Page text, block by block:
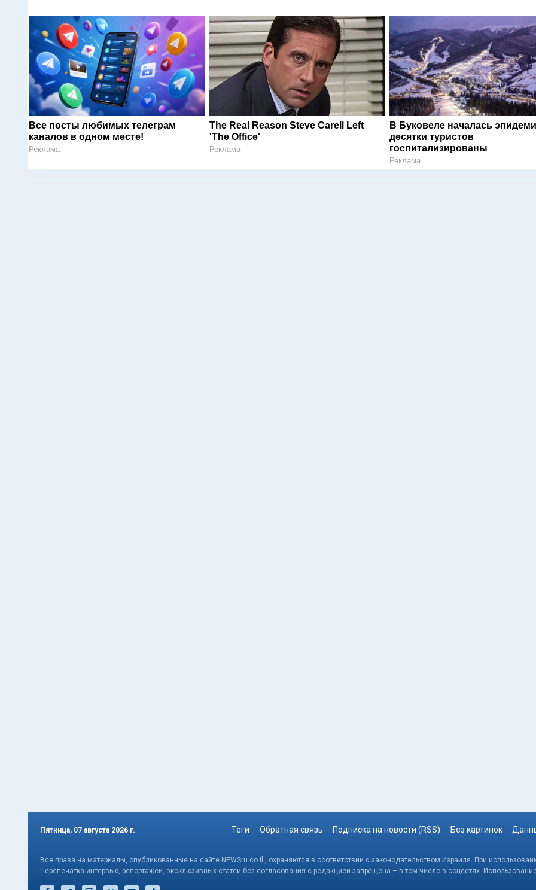
Все посты любимых телеграм
каналов в одном месте!
Реклама
The Real Reason Steve Carell Left
'The Office'
Реклама
В Буковеле началась
десятки туристов
госпитализированы
Реклама
Пятница, 07 августа 2026 г. Теги Обратная связь Подписка на новости (RSS) Без картинок
Все права на материалы, опубликованные на сайте NEWSru.co.il , охраняются в соответствии с законодательством Израиля. При
Перепечатка интервью, репортажей, эксклюзивных статей без согласования с редакцией запрещена – в том числе в соцсетях.